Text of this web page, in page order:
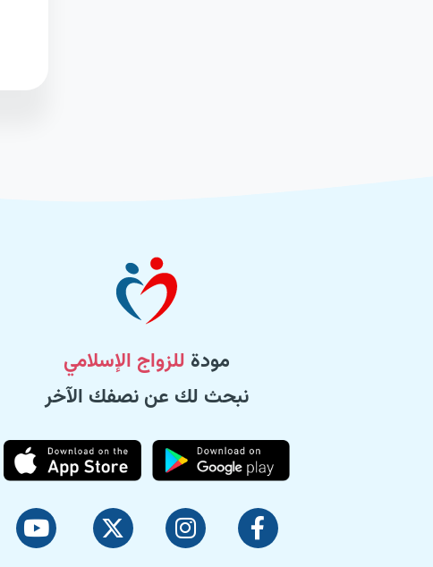
مودة للزواج الإسلامي
نبحث لك عن نصفك الآخر